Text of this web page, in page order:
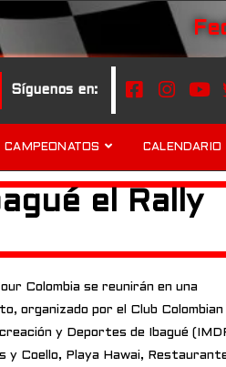
Síguenos en:
CAMPEONATOS CALENDARIO
el Rally
Colombia se reunirán en una
organizado por el Club Colombian
y Deportes de Ibagué
y Coello, Playa Hawai,